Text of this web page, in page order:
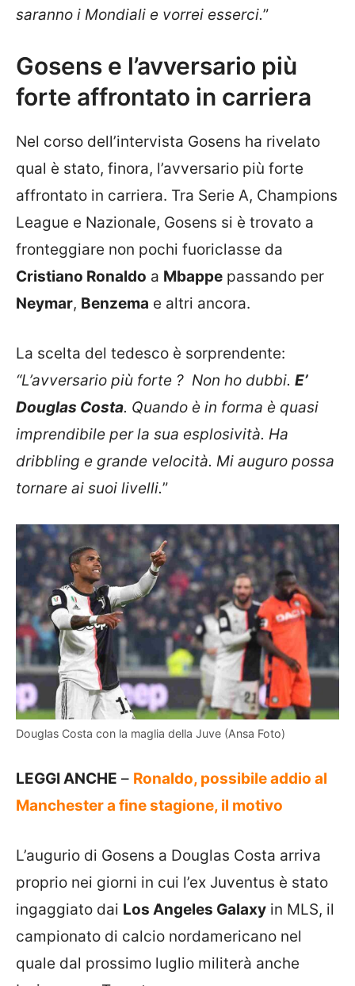
saranno i Mondiali e vorrei esserci.”
Gosens e l’avversario più
forte affrontato in carriera
Nel corso dell’intervista Gosens ha rivelato
qual è stato, finora, l’avversario più forte
affrontato in carriera. Tra Serie A, Champions
League e Nazionale, Gosens si è trovato a
fronteggiare non pochi fuoriclasse da
Cristiano Ronaldo a Mbappe passando per
Neymar, Benzema e altri ancora.
La scelta del tedesco è sorprendente:
“L’avversario più forte ? Non ho dubbi. E’
Douglas Costa. Quando è in forma è quasi
imprendibile per la sua esplosività. Ha
dribbling e grande velocità. Mi auguro possa
tornare ai suoi livelli.”
Douglas Costa con la maglia della Juve (Ansa Foto)
LEGGI ANCHE – Ronaldo, possibile addio al
Manchester a fine stagione, il motivo
L’augurio di Gosens a Douglas Costa arriva
proprio nei giorni in cui l’ex Juventus è stato
ingaggiato dai Los Angeles Galaxy in MLS, il
campionato di calcio nordamericano nel
quale dal prossimo luglio militerà anche